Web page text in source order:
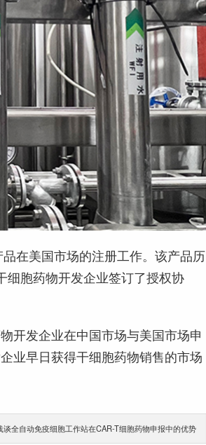
在美国市场的注册工作。该产品历
细胞药物开发企业签订了授权协
开发企业在中国市场与美国市场申
业早日获得干细胞药物销售的市场
谈全自动免疫细胞工作站在CAR-T细胞药物申报中的优势